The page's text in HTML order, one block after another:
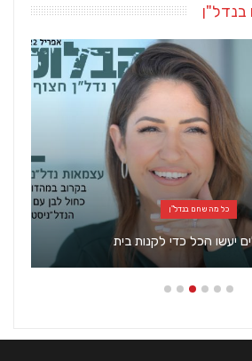
אדריכלות ועיצוב
"המושבה": הפרוייקט שמביא את תל